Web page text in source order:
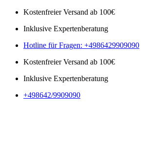
Kostenfreier Versand ab 100€
Inklusive Expertenberatung
Hotline für Fragen: +4986429909090
Kostenfreier Versand ab 100€
Inklusive Expertenberatung
+498642/9909090